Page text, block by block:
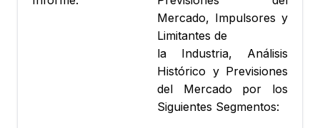
Mercado, Impulsores y
Limitantes de
la Industria, Análisis
Histórico y Previsiones
del Mercado por los
Siguientes Segmentos: